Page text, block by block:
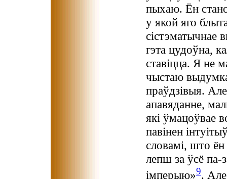
пыхаю. Ён
у якой яго
сістэматычнае
гэта цудоўна,
ставіцца. Я не
чыстаю
праўдзівыя.
апавяданне,
які ўмацоўвае
павінен
словамі, што
лепш за ўсё
імперыю»9.